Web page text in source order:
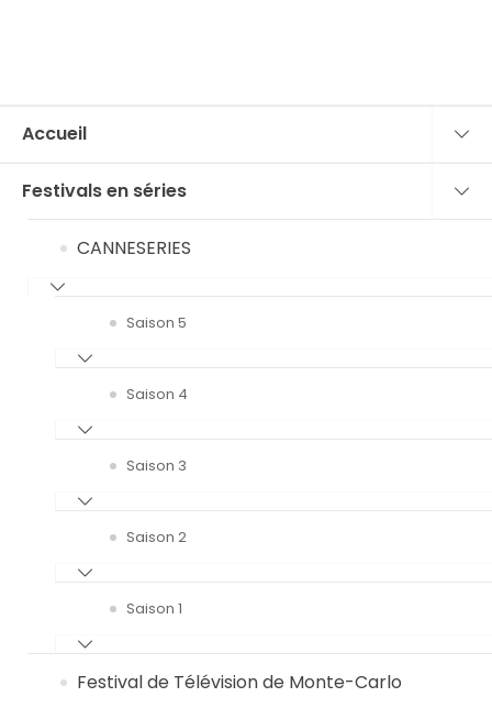
Accueil
Festivals en séries
CANNESERIES
Saison 5
Saison 4
Saison 3
Saison 2
Saison 1
Festival de Télévision de Monte-Carlo